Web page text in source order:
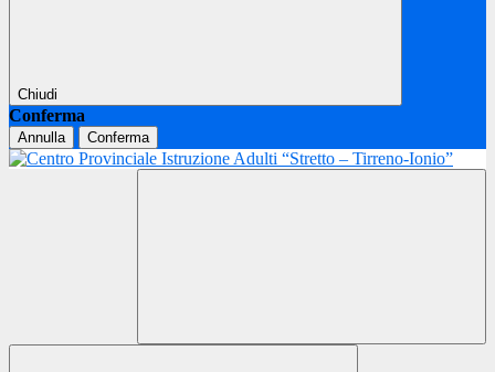
Chiudi
Conferma
Annulla Conferma